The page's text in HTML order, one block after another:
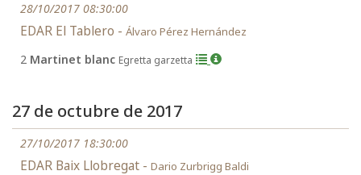
28/10/2017 08:30:00
EDAR El Tablero - Álvaro Pérez Hernández
2 Martinet blanc Egretta garzetta
27 de octubre de 2017
27/10/2017 18:30:00
EDAR Baix Llobregat - Dario Zurbrigg Baldi